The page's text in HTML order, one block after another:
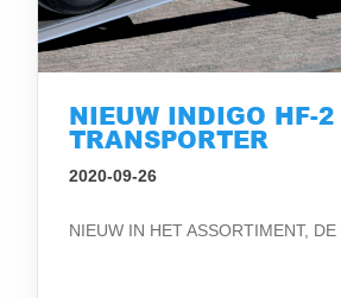
NIEUW INDIGO HF-2
TRANSPORTER
2020-09-26
NIEUW IN HET ASSORTIMENT,